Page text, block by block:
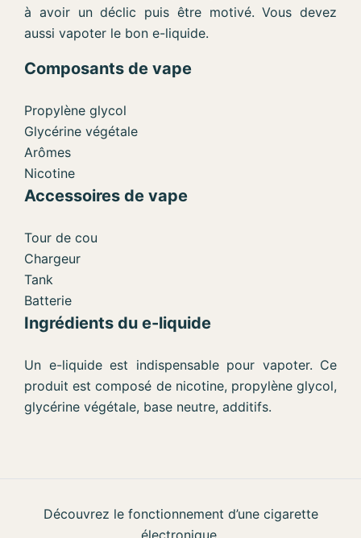
à avoir un déclic puis être motivé. Vous devez
aussi vapoter le bon e-liquide.
Composants de vape
Propylène glycol
Glycérine végétale
Arômes
Nicotine
Accessoires de vape
Tour de cou
Chargeur
Tank
Batterie
Ingrédients du e-liquide
Un e-liquide est indispensable pour vapoter. Ce
produit est composé de nicotine, propylène glycol,
glycérine végétale, base neutre, additifs.
Découvrez le fonctionnement d’une cigarette
électronique.